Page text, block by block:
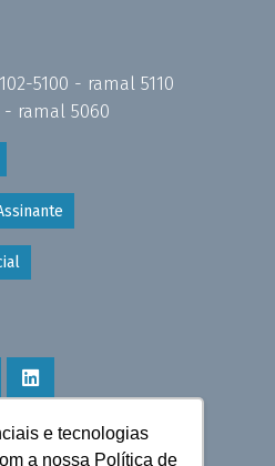
e tecnologias
a nossa Política de
5100 - ramal 5110
- ramal 5060